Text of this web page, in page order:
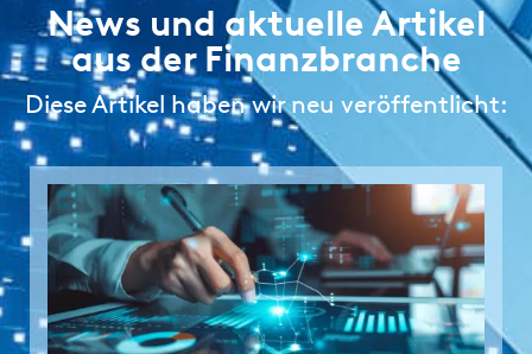
News und aktuelle Artikel
aus der Finanzbranche
Diese Artikel haben wir neu veröffentlicht: